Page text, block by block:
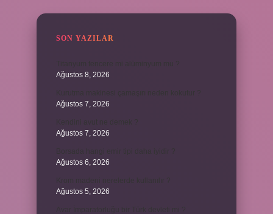
SON YAZILAR
Ağustos 8, 2026
Ağustos 7, 2026
Ağustos 7, 2026
Ağustos 6, 2026
Ağustos 5, 2026